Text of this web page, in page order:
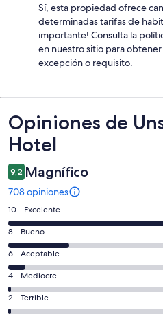
Sí, esta propiedad ofrece
determinadas tarifas de
importante! Consulta la
en nuestro sitio para
excepción o requisito.
Opiniones
Opiniones de
Hotel
9,2 Magnífico
708 opiniones
Evaluación:
10
-
Excelente.
499
de
708
opiniones
10 - Excelente
Evaluación:
8
-
Bueno.
150
de
8 - Bueno
Evaluación:
6
-
Aceptable.
41
6 - Aceptable
Evaluación:
4
-
4 - Mediocre
Evaluación:
2
2 - Terrible